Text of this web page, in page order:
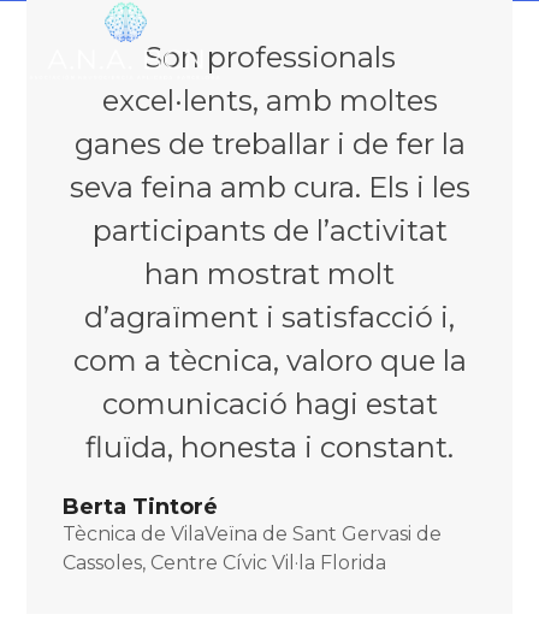
menu
menu
Son professionals
excel·lents, amb moltes
ganes de treballar i de fer la
seva feina amb cura. Els i les
participants de l’activitat
han mostrat molt
d’agraïment i satisfacció i,
com a tècnica, valoro que la
comunicació hagi estat
fluïda, honesta i constant.
Berta Tintoré
Tècnica de VilaVeïna de Sant Gervasi de
Cassoles, Centre Cívic Vil·la Florida